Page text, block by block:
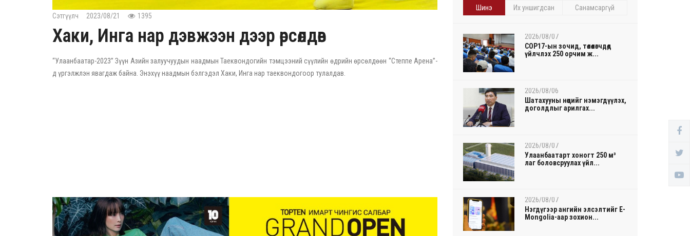
Сэтгүүлч 2023/08/21 1395
Хаки, Инга нар дэвжээн дээр өрсөлдөв
“Улаанбаатар-2023” Зүүн Азийн залуучуудын наадмын Таеквондогийн тэмцээний сүүлийн өдрийн өрсөлдөөн “Степпе Арена”-
д үргэлжлэн явагдаж байна. Энэхүү наадмын бэлгэдэл Хаки, Инга нар таеквондогоор тулалдав.
Шинэ Их уншигдсан Санамсаргүй
2026/08/07
COP17-ын зочид, төлөөлөгчдөд
үйлчлэх 250 орчим ж...
2026/08/06
Шатахууны нөөцийг нэмэгдүүлэх,
доголдлыг арилгах...
2026/08/07
Улаанбаатарт хоногт 250 м³
лаг боловсруулах үйл...
2026/08/07
Нэгдүгээр ангийн элсэлтийг E-
Mongolia-аар зохион...